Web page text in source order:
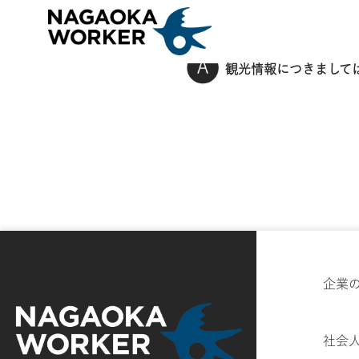
サテライトオフィスの視察と併せて、長岡市内を観光した
観光情報につきまして
企業
社会